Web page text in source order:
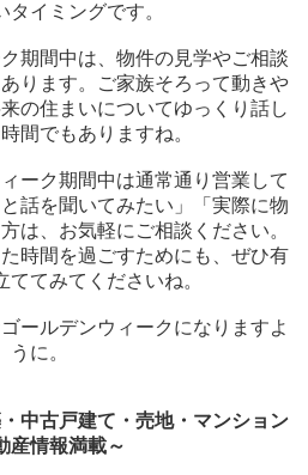
タイミングです。
期間中は、物件の見学やご相談
ります。ご家族そろって動きや
の住まいについてゆっくり話し
間でもありますね。
ーク期間中は通常通り営業して
話を聞いてみたい」「実際に物
は、お気軽にご相談ください。
時間を過ごすためにも、ぜひ有
ててみてくださいね。
ールデンウィークになりますよ
うに。
中古戸建て・売地・マンション
産情報満載～